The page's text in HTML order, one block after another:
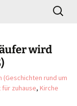
Suchen
nach:
wird
rund um
zuhause, Kirche